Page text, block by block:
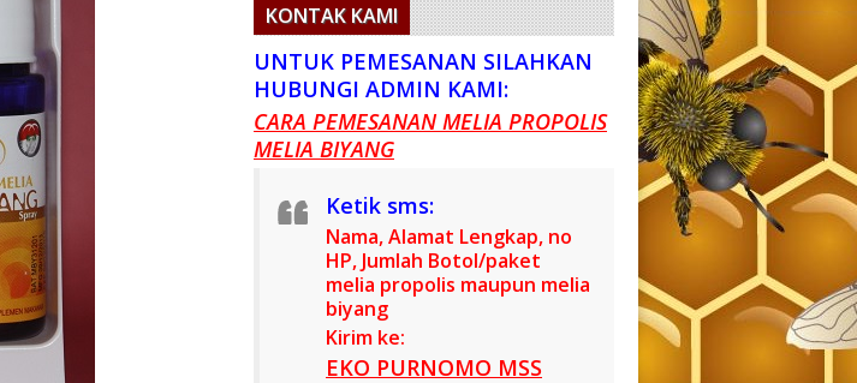
KONTAK KAMI
UNTUK PEMESANAN SILAHKAN
HUBUNGI ADMIN KAMI:
CARA PEMESANAN MELIA PROPOLIS
MELIA BIYANG
Ketik sms:
Nama, Alamat Lengkap, no
HP, Jumlah Botol/paket
melia propolis maupun melia
biyang
Kirim ke:
EKO PURNOMO MSS